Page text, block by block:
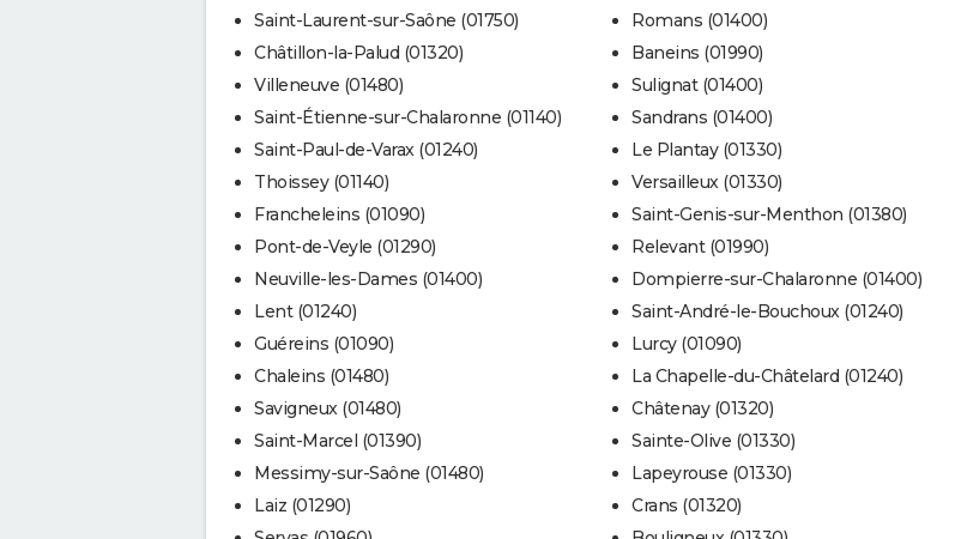
Saint-Laurent-sur-Saône (01750)
Châtillon-la-Palud (01320)
Villeneuve (01480)
Saint-Étienne-sur-Chalaronne (01140)
Saint-Paul-de-Varax (01240)
Thoissey (01140)
Francheleins (01090)
Pont-de-Veyle (01290)
Neuville-les-Dames (01400)
Lent (01240)
Guéreins (01090)
Chaleins (01480)
Savigneux (01480)
Saint-Marcel (01390)
Messimy-sur-Saône (01480)
Laiz (01290)
Romans (01400)
Baneins (01990)
Sulignat (01400)
Sandrans (01400)
Le Plantay (01330)
Versailleux (01330)
Saint-Genis-sur-Menthon (01380)
Relevant (01990)
Dompierre-sur-Chalaronne (01400)
Saint-André-le-Bouchoux (01240)
Lurcy (01090)
La Chapelle-du-Châtelard (01240)
Châtenay (01320)
Sainte-Olive (01330)
Lapeyrouse (01330)
Crans (01320)